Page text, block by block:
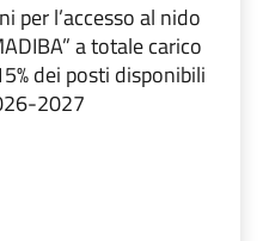
per l’accesso al nido
a totale carico
dei posti disponibili
2027